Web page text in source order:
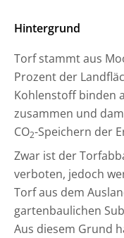
Hintergrund
Torf stammt aus
Prozent der
Kohlenstoff binden
zusammen und
CO2-Speichern der
Zwar ist der
verboten, jedoch
Torf aus dem
gartenbaulichen
Aus diesem Grund